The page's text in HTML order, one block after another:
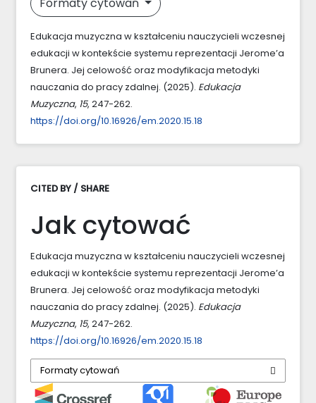
Edukacja muzyczna w kształceniu nauczycieli wczesnej
edukacji w kontekście systemu reprezentacji Jerome’a
Brunera. Jej celowość oraz modyfikacja metodyki
nauczania do pracy zdalnej. (2025). Edukacja
Muzyczna, 15, 247-262.
https://doi.org/10.16926/em.2020.15.18
CITED BY / SHARE
Jak cytować
Edukacja muzyczna w kształceniu nauczycieli wczesnej
edukacji w kontekście systemu reprezentacji Jerome’a
Brunera. Jej celowość oraz modyfikacja metodyki
nauczania do pracy zdalnej. (2025). Edukacja
Muzyczna, 15, 247-262.
https://doi.org/10.16926/em.2020.15.18
Formaty cytowań